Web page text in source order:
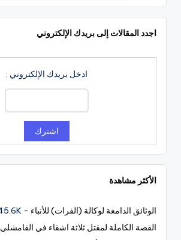
اجدد المقالات إلى بريدك الإلكتروني
ادخل بريدك الإلكتروني :
الأكثر مشاهدة
الوثائق الدامغة لوكالة (الفرات) للأنباء - 245.6K مشاهدة
القصة الكاملة لمقتل ثلاثة اشقاء في القامشلي